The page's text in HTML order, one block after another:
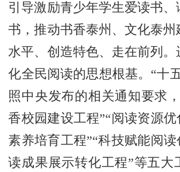
引导激励青少年学生爱读书
书，推动书香泰州、文化泰州
水平、创造特色、走在前列。
化全民阅读的思想根基。“十
照中央发布的相关通知要求
香校园建设工程”“阅读资源优
素养培育工程”“科技赋能阅读
读成果展示转化工程”等五大